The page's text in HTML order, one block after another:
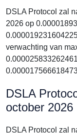
DSLA Protocol zal
2026 op
verwachting van
DSLA
october 2026
DSLA Protocol zal